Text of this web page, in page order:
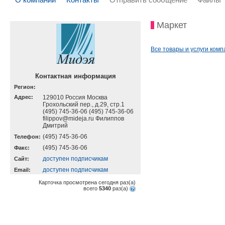
Контактная информация
Регион:
Адрес:
129010 Россия Москва
Грохольский пер., д.29, стр.1
(495) 745-36-06 (495) 745-36-06
filippov@mideja.ru Филиппов
Дмитрий
Телефон: (495) 745-36-06
Факс: (495) 745-36-06
Cайт: доступен подписчикам
Email: доступен подписчикам
Карточка просмотрена сегодня раз(a)
всего 5340 раз(a)
Маркет
Все товары и услуги